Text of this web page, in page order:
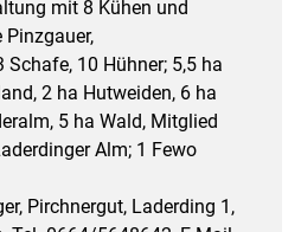
mit 8 Kühen und
Pinzgauer,
Schafe, 10 Hühner; 5,5 ha
2 ha Hutweiden, 6 ha
5 ha Wald, Mitglied
Alm; 1 Fewo
Pirchnergut, Laderding 1,